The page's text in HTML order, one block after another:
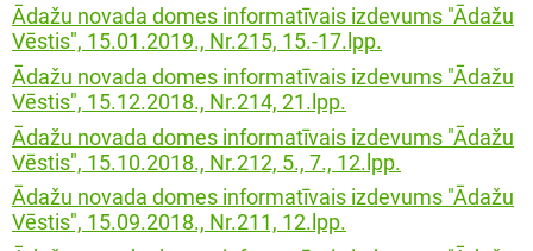
Ādažu novada domes informatīvais izdevums "Ādažu
Vēstis", 15.01.2019., Nr.215, 15.-17.lpp.
Ādažu novada domes informatīvais izdevums "Ādažu
Vēstis", 15.12.2018., Nr.214, 21.lpp.
Ādažu novada domes informatīvais izdevums "Ādažu
Vēstis", 15.10.2018., Nr.212, 5., 7., 12.lpp.
Ādažu novada domes informatīvais izdevums "Ādažu
Vēstis", 15.09.2018., Nr.211, 12.lpp.